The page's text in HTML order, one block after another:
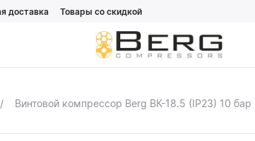
доставка Товары со скидкой
Винтовой компрессор Berg ВК-18.5 (IP23) 10 бар